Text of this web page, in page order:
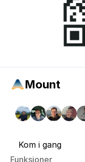
Mount
Kom i gang
Funksjoner